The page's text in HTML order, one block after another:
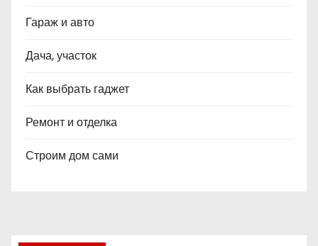
Гараж и авто
Дача, участок
Как выбрать гаджет
Ремонт и отделка
Строим дом сами